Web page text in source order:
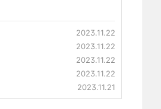
2023.11.22
2023.11.22
2023.11.22
2023.11.22
2023.11.21